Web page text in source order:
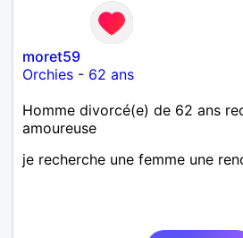
moret59
Orchies - 62 ans
Homme divorcé(e) de 62 ans
amoureuse
je recherche une femme une